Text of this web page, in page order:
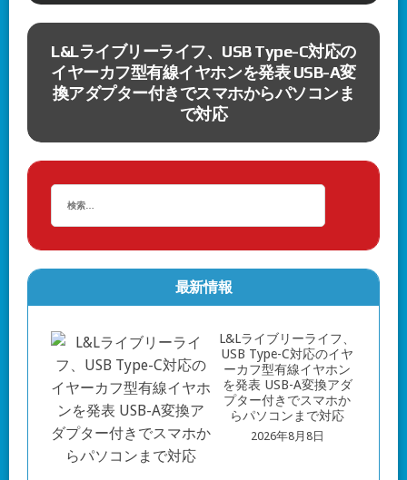
L&Lライブリーライフ、USB Type-C対応の
イヤーカフ型有線イヤホンを発表 USB-A変
換アダプター付きでスマホからパソコンま
で対応
最新情報
L&Lライブリーライフ、
USB Type-C対応のイヤ
ーカフ型有線イヤホン
を発表 USB-A変換アダ
プター付きでスマホか
らパソコンまで対応
2026年8月8日